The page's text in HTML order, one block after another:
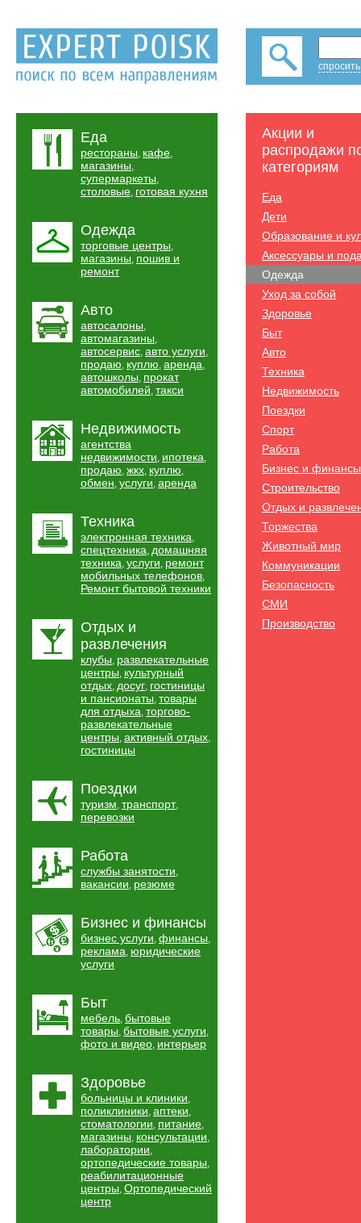
Еда
рестораны, кафе,
магазины,
супермаркеты,
столовые, готовая кухня
Одежда
торговые центры,
магазины, пошив и
ремонт
Авто
автосалоны,
автомагазины,
автосервис, авто услуги,
продаю, куплю, аренда,
автошколы, прокат
автомобилей, такси
Недвижимость
агентства
недвижимости, ипотека,
продаю, жкх, куплю,
обмен, услуги, аренда
Техника
электронная техника,
спецтехника, домашняя
техника, услуги, ремонт
мобильных телефонов,
Ремонт бытовой техники
Отдых и
развлечения
клубы, развлекательные
центры, культурный
отдых, досуг, гостиницы
и пансионаты, товары
для отдыха, торгово-
развлекательные
центры, активный отдых,
гостиницы
Поездки
туризм, транспорт,
перевозки
Работа
службы занятости,
вакансии, резюме
Бизнес и финансы
бизнес услуги, финансы,
реклама, юридические
услуги
Быт
мебель, бытовые
товары, бытовые услуги,
фото и видео, интерьер
Здоровье
больницы и клиники,
поликлиники, аптеки,
стоматологии, питание,
магазины, консультации,
лаборатории,
ортопедические товары,
реабилитационные
центры, Ортопедический
центр
Акции и
распродажи
категориям
Еда
Дети
Образование и
Аксессуары и
Одежда
Уход за собой
Здоровье
Быт
Авто
Техника
Недвижимость
Поездки
Спорт
Работа
Бизнес и финансы
Строительство
Отдых и
Торжества
Животный мир
Коммуникации
Безопасность
СМИ
Производство